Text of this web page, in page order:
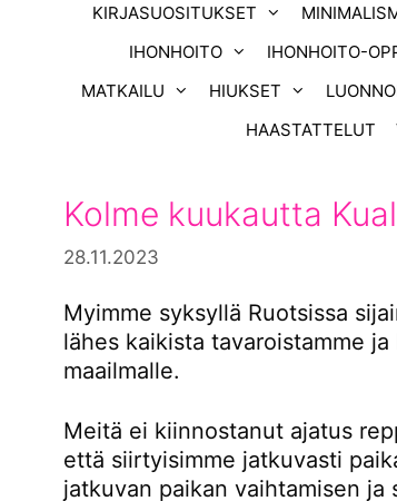
KIRJASUOSITUKSET
IHONHOITO
IHONHOITO-
MATKAILU
HIUKSET
HAASTATTELUT
Kolme kuukautta
28.11.2023
Myimme syksyllä Ruotsissa
lähes kaikista tavaroistamme
maailmalle.
Meitä ei kiinnostanut ajatus
että siirtyisimme jatkuvasti
jatkuvan paikan vaihtamisen